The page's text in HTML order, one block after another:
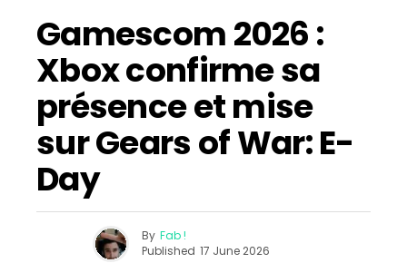
Gamescom 2026 :
Xbox confirme sa
présence et mise
sur Gears of War: E-
Day
By Fab !
Published 17 June 2026